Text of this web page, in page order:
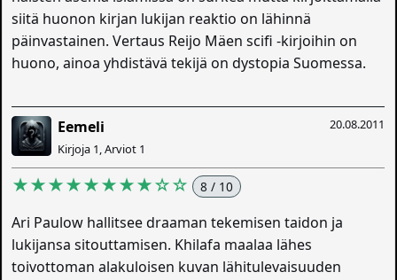
siitä huonon kirjan lukijan reaktio on lähinnä
päinvastainen. Vertaus Reijo Mäen scifi -kirjoihin on
huono, ainoa yhdistävä tekijä on dystopia Suomessa.
20.08.2011
Eemeli
Kirjoja 1, Arviot 1
★★★★★★★★☆☆ 8 / 10
Ari Paulow hallitsee draaman tekemisen taidon ja
lukijansa sitouttamisen. Khilafa maalaa lähes
toivottoman alakuloisen kuvan lähitulevaisuuden